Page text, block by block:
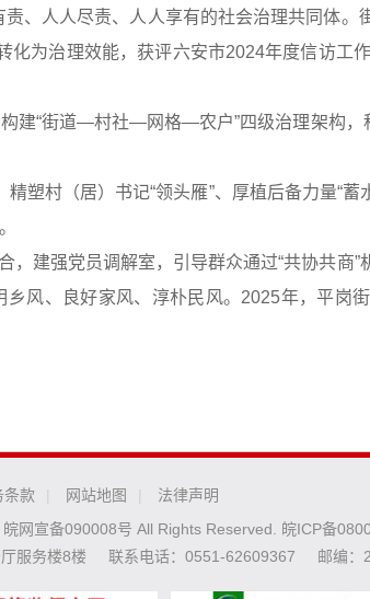
、人人尽责、人人享有的社会治理共同体。
化为治理效能，获评六安市2024年度信访工
构建“街道—村社—网格—农户”四级治理架构
塑村（居）书记“领头雁”、厚植后备力量“蓄
建强党员调解室，引导群众通过“共协共商”
风、良好家风、淳朴民风。2025年，平岗
条款 网站地图
法律声明
皖网宣备090008号 All Rights Reserved.
皖ICP备
服务楼8楼
联系电话：0551-62609367 邮编：